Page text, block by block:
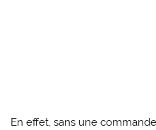
En effet, sans une